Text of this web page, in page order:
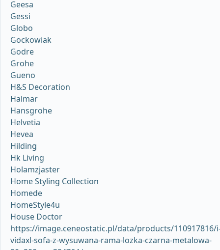
Geesa
Gessi
Globo
Gockowiak
Godre
Grohe
Gueno
H&S Decoration
Halmar
Hansgrohe
Helvetia
Hevea
Hilding
Hk Living
Holamzjaster
Home Styling Collection
Homede
HomeStyle4u
House Doctor
https://image.ceneostatic.pl/data/products/110917816/
vidaxl-sofa-z-wysuwana-rama-lozka-czarna-metalowa-